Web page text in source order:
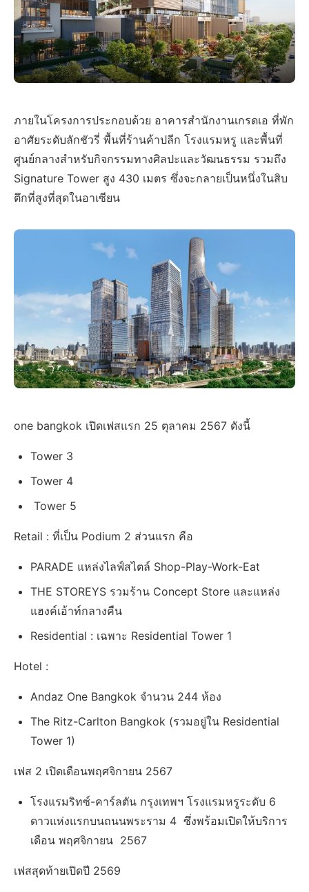
ภายในโครงการประกอบด้วย อาคารสำนักงานเกรดเอ ที่พัก
อาศัยระดับลักชัวรี่ พื้นที่ร้านค้าปลีก โรงแรมหรู และพื้นที่
ศูนย์กลางสำหรับกิจกรรมทางศิลปะและวัฒนธรรม รวมถึง
Signature Tower สูง 430 เมตร ซึ่งจะกลายเป็นหนึ่งในสิบ
ตึกที่สูงที่สุดในอาเซียน
one bangkok เปิดเฟสแรก 25 ตุลาคม 2567 ดังนี้
Tower 3
Tower 4
Tower 5
Retail : ที่เป็น Podium 2 ส่วนแรก คือ
PARADE แหล่งไลฟ์สไตล์ Shop-Play-Work-Eat
THE STOREYS รวมร้าน Concept Store และแหล่ง
แฮงค์เอ้าท์กลางคืน
Residential : เฉพาะ Residential Tower 1
Hotel :
Andaz One Bangkok จำนวน 244 ห้อง
The Ritz-Carlton Bangkok (รวมอยู่ใน Residential
Tower 1)
เฟส 2 เปิดเดือนพฤศจิกายน 2567
โรงแรมริทซ์-คาร์ลตัน กรุงเทพฯ โรงแรมหรูระดับ 6
ดาวแห่งแรกบนถนนพระราม 4 ซึ่งพร้อมเปิดให้บริการ
เดือน พฤศจิกายน 2567
เฟสสุดท้ายเปิดปี 2569